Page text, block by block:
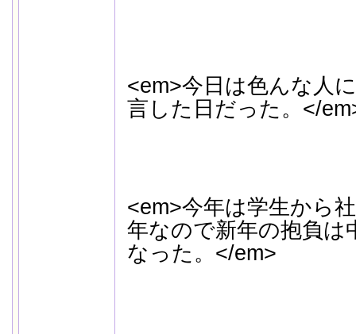
<em>今日は色んな人
言した日だった。</
<em>今年は学生から
年なので新年の抱負は
なった。</em>